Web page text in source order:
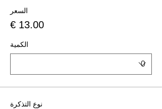
السعر
الكمية
نوع التذكرة